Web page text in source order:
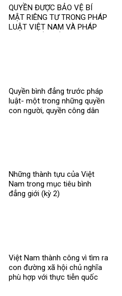
QUYỀN ĐƯỢC BẢO VỆ BÍ
MẬT RIÊNG TƯ TRONG PHÁP
LUẬT VIỆT NAM VÀ PHÁP
Quyền bình đẳng trước pháp
luật- một trong những quyền
con người, quyền công dân
Những thành tựu của Việt
Nam trong mục tiêu bình
đẳng giới (kỳ 2)
Việt Nam thành công vì tìm ra
con đường xã hội chủ nghĩa
phù hợp với thực tiễn quốc